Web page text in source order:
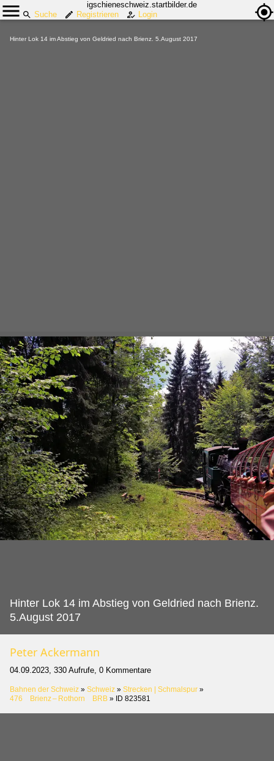
igschieneschweiz.startbilder.de
Suche
Registrieren Login
Hinter Lok 14 im Abstieg von Geldried nach Brienz. 5.August 2017
Hinter Lok 14 im Abstieg von Geldried nach Brienz.
5.August 2017
Peter Ackermann
04.09.2023, 330 Aufrufe, 0 Kommentare
Bahnen der Schweiz » Schweiz » Strecken | Schmalspur »
476 Brienz – Rothorn BRB » ID 823581